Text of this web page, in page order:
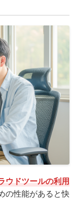
ウドツールの利用
の性能があると快